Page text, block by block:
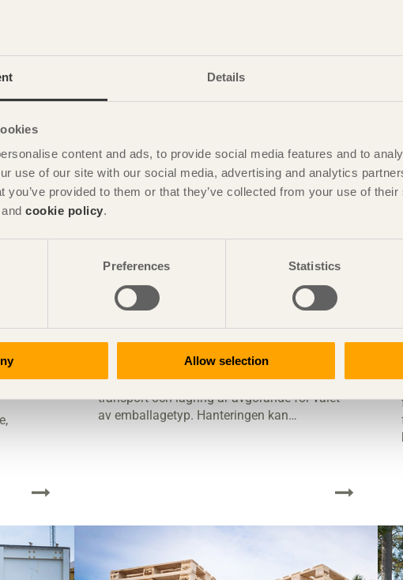
Details
content and ads, to provide social media features and to
use of our site with our social media, advertising and analytics
you’ve provided to them or that they’ve collected from your use of
and cookie policy.
Preferences Statistics
Allow selection
Val av emballagetyp
Godsets värde, egenskaper och ömtålighet
samt de påfrestningar det utsätts för under
transport och lagring är avgörande för valet
av emballagetyp. Hanteringen kan